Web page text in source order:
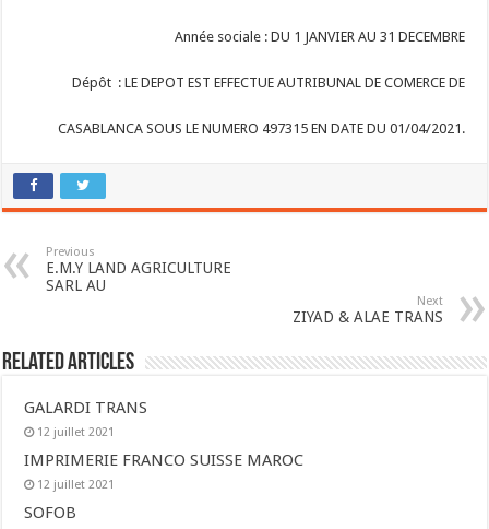
Année sociale : DU 1 JANVIER AU 31 DECEMBRE
Dépôt : LE DEPOT EST EFFECTUE AUTRIBUNAL DE COMERCE DE
CASABLANCA SOUS LE NUMERO 497315 EN DATE DU 01/04/2021.
Previous
E.M.Y LAND AGRICULTURE
SARL AU
Next
ZIYAD & ALAE TRANS
Related Articles
GALARDI TRANS
12 juillet 2021
IMPRIMERIE FRANCO SUISSE MAROC
12 juillet 2021
SOFOB